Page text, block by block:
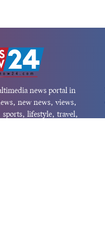
news portal in
new news, views,
lifestyle, travel,